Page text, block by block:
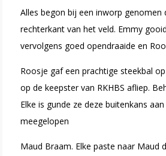
Alles begon bij een inworp genomen
rechterkant van het veld. Emmy
vervolgens goed opendraaide en
Roosje gaf een prachtige steekbal
op de keepster van RKHBS afliep.
Elke is gunde ze deze buitenkans
meegelopen
Maud Braam. Elke paste naar Maud